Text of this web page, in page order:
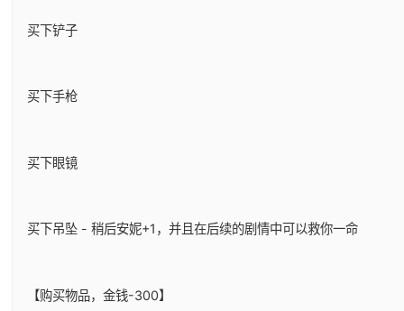
买下铲子
买下手枪
买下眼镜
买下吊坠 - 稍后安妮+1，并且在后续的剧情中可以救你一命
【购买物品，金钱-300】